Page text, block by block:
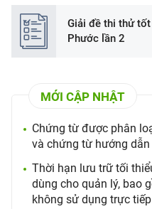
Giải đề thi thử tốt
Phước lần 2
MỚI CẬP NHẬT
Chứng từ được phân
và chứng từ hướng
Thời hạn lưu trữ tối
dùng cho quản lý, bao
không sử dụng trực